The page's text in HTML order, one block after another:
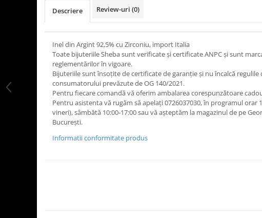
Descriere Review-uri (0)
Inel din Argint 92,5% cu Zirconiu, import Italia
Toate bijuteriile Sheba sunt verificate şi certificate ANPC și sunt
reglementărilor în vigoare.
Bijuteriile sunt însoţite de certificate de garanţie și nu încalcă regulile
consumatorului prevăzute de OG 140/2021.
Pentru fiecare comandă vă oferim ambalarea corespunzătoare
Pentru asistenta vă rugăm să apelați 0726037030, în programul orar
vineri), sâmbătă 10:00-17:00 sau vă așteptăm la magazinul de pe
București.
Informatii conformitate produs